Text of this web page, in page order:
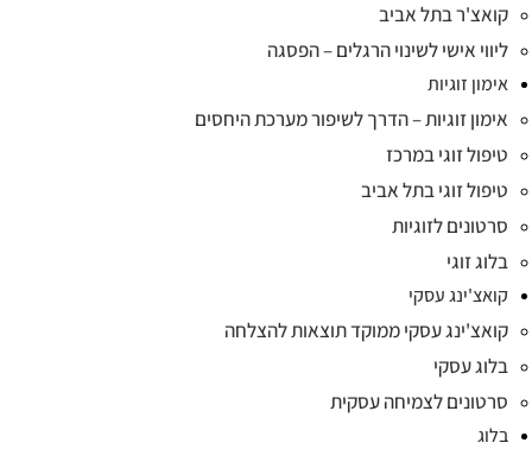
קואצ'ר בתל אביב
ליווי אישי לשינוי הרגלים – הפסגה
אימון זוגיות
אימון זוגיות – הדרך לשיפור מערכת היחסים
טיפול זוגי במרכז
טיפול זוגי בתל אביב
סרטונים לזוגיות
בלוג זוגי
קואצ'ינג עסקי
קואצ'ינג עסקי ממוקד תוצאות להצלחה
בלוג עסקי
סרטונים לצמיחה עסקית
בלוג